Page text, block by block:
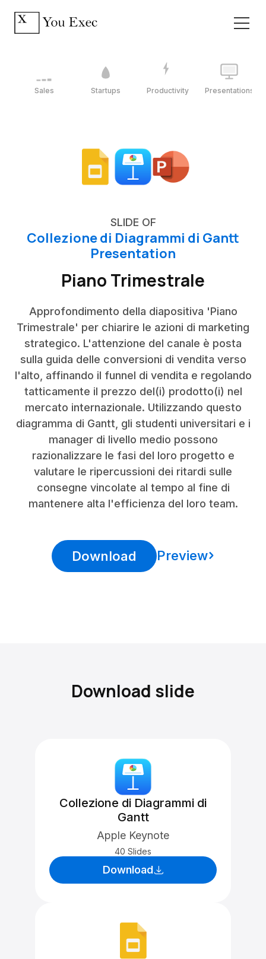
Sales Startups Productivity Presentations
SLIDE OF
Collezione di Diagrammi di Gantt
Presentation
Piano Trimestrale
Approfondimento della diapositiva 'Piano
Trimestrale' per chiarire le azioni di marketing
strategico. L'attenzione del canale è posta
sulla guida delle conversioni di vendita verso
l'alto, affinando il funnel di vendita e regolando
tatticamente il prezzo del(i) prodotto(i) nel
mercato internazionale. Utilizzando questo
diagramma di Gantt, gli studenti universitari e i
manager di livello medio possono
razionalizzare le fasi del loro progetto e
valutare le ripercussioni dei ritardi sulle
consegne vincolate al tempo al fine di
mantenere alta l'efficienza del loro team.
Download Preview
Download slide
Collezione di Diagrammi di
Gantt
Apple Keynote
40 Slides
Download